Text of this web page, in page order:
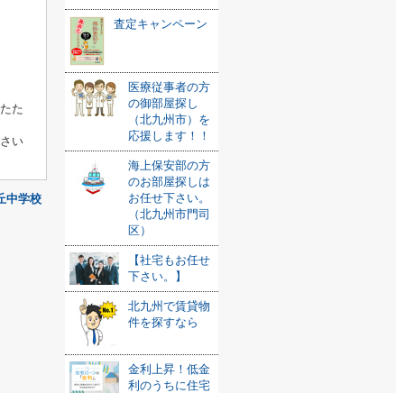
た
い
中学校
査定キャンペーン
医療従事者の方
の御部屋探し
（北九州市）を
応援します！！
海上保安部の方
のお部屋探しは
お任せ下さい。
（北九州市門司
区）
【社宅もお任せ
下さい。】
北九州で賃貸物
件を探すなら
金利上昇！低金
利のうちに住宅